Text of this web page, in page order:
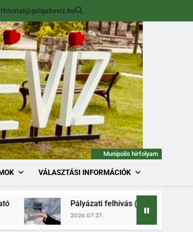
hivatal@galgaheviz.hu
Munipolis hírfolyam
VÁLASZTÁSI INFORMÁCIÓK
Pályázati felhívás (módosított) ingatlan
2026.07.27.